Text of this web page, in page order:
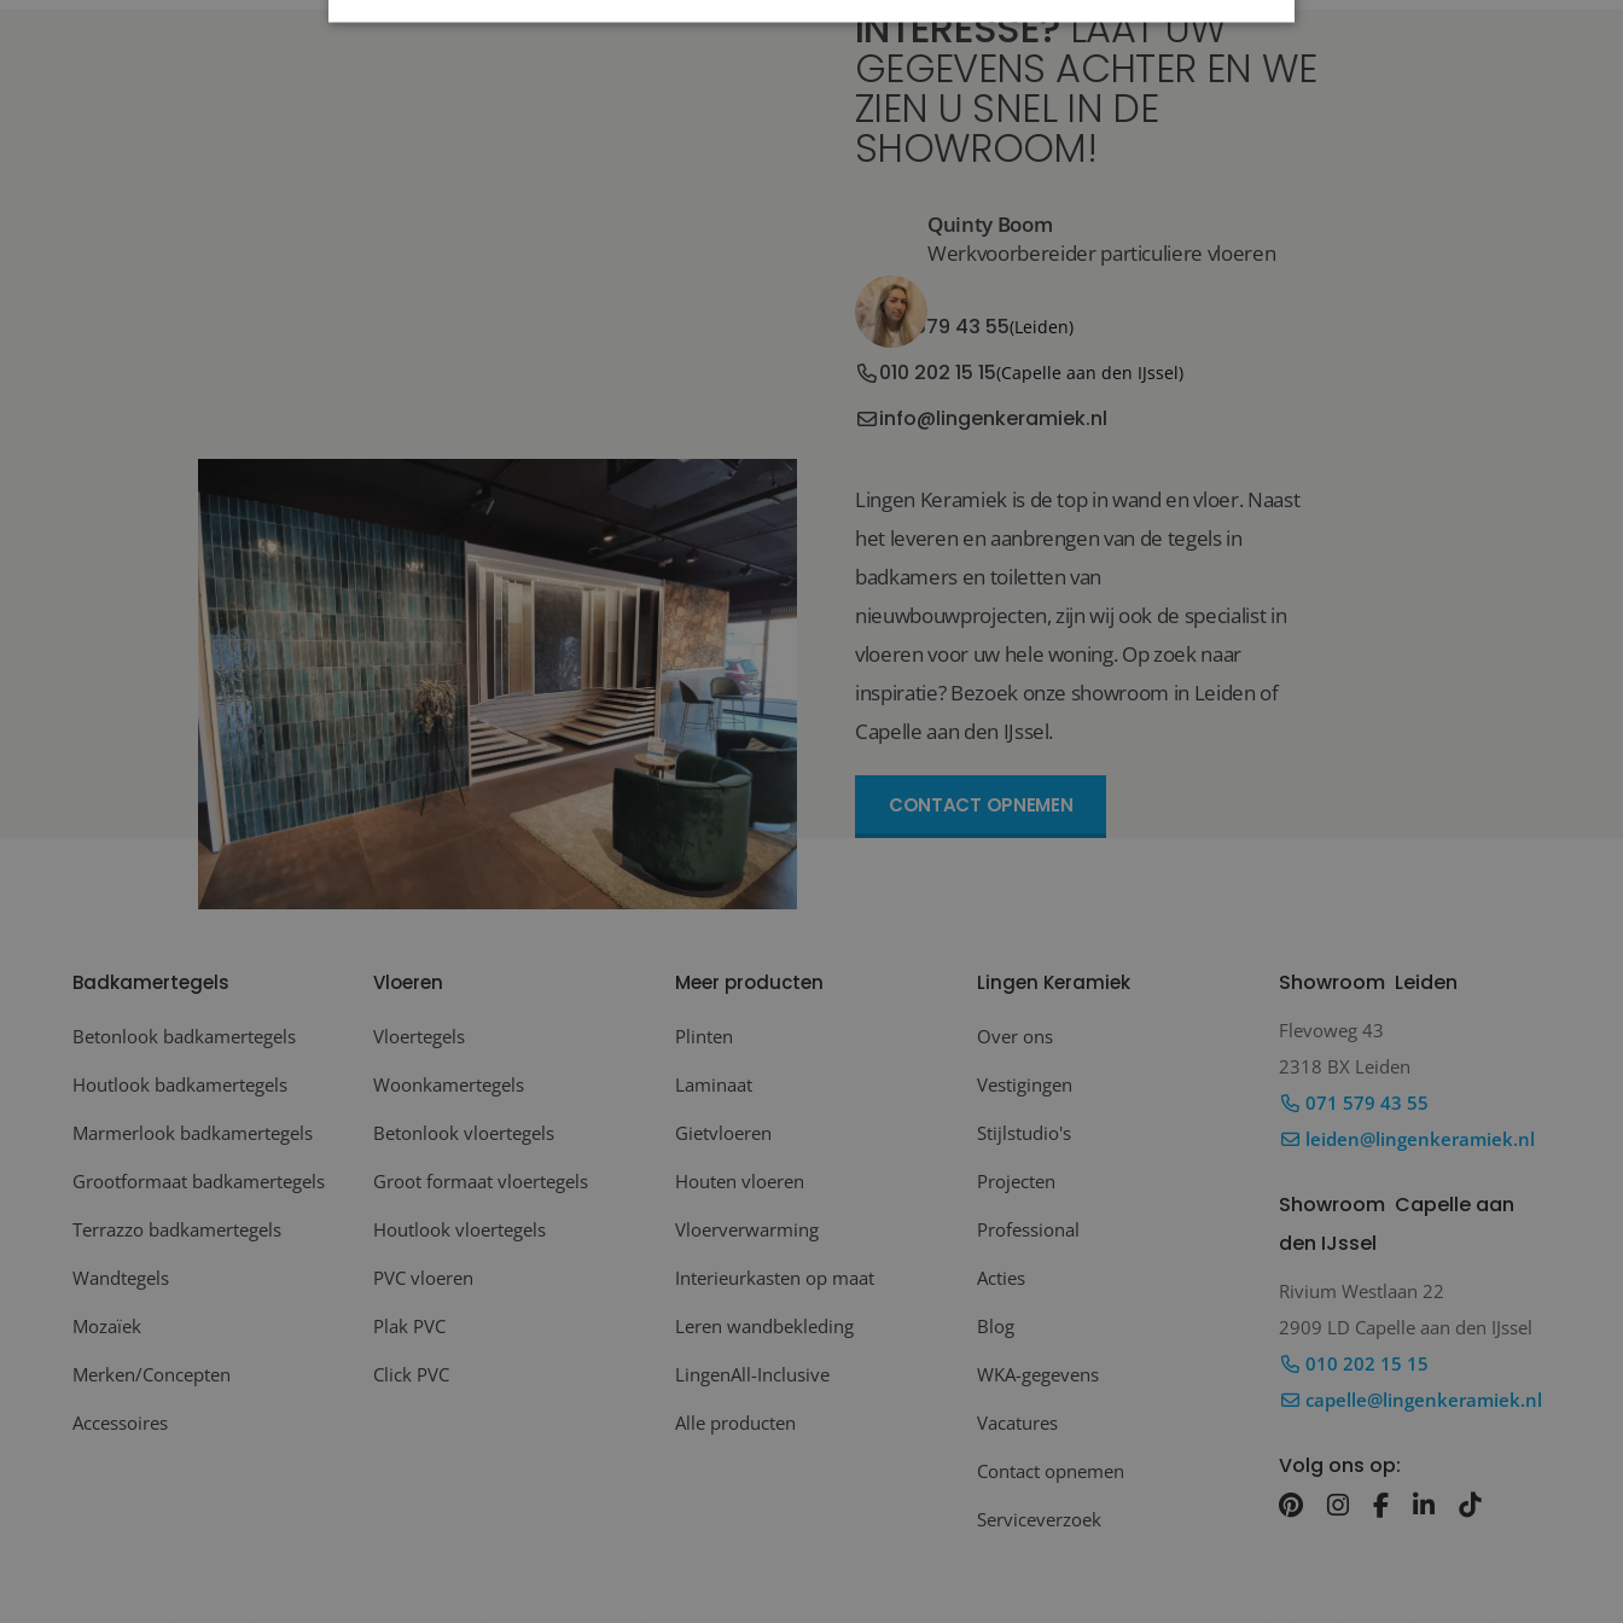
INTERESSE?LAAT UW
GEGEVENS ACHTER EN WE
ZIEN U SNEL IN DE
SHOWROOM!
Quinty Boom
Werkvoorbereider particuliere vloeren
071 579 43 55(Leiden)
010 202 15 15(Capelle aan den IJssel)
info@lingenkeramiek.nl
Lingen Keramiek is de top in wand en vloer. Naast
het leveren en aanbrengen van de tegels in
badkamers en toiletten van
nieuwbouwprojecten, zijn wij ook de specialist in
vloeren voor uw hele woning. Op zoek naar
inspiratie? Bezoek onze showroom in Leiden of
Capelle aan den IJssel.
CONTACT OPNEMEN
Badkamertegels
Betonlook badkamertegels
Houtlook badkamertegels
Marmerlook badkamertegels
Grootformaat badkamertegels
Terrazzo badkamertegels
Wandtegels
Mozaïek
Merken/Concepten
Accessoires
Vloeren
Vloertegels
Woonkamertegels
Betonlook vloertegels
Groot formaat vloertegels
Houtlook vloertegels
PVC vloeren
Plak PVC
Click PVC
Meer producten
Plinten
Laminaat
Gietvloeren
Houten vloeren
Vloerverwarming
Interieurkasten op maat
Leren wandbekleding
LingenAll-Inclusive
Alle producten
Lingen Keramiek
Over ons
Vestigingen
Stijlstudio's
Projecten
Professional
Acties
Blog
WKA-gegevens
Vacatures
Contact opnemen
Serviceverzoek
Showroom Leiden
Flevoweg 43
2318 BX Leiden
071 579 43 55
leiden@lingenkeramiek.nl
Showroom Capelle aan
den IJssel
Rivium Westlaan 22
2909 LD Capelle aan den IJssel
010 202 15 15
capelle@lingenkeramiek.nl
Volg ons op: